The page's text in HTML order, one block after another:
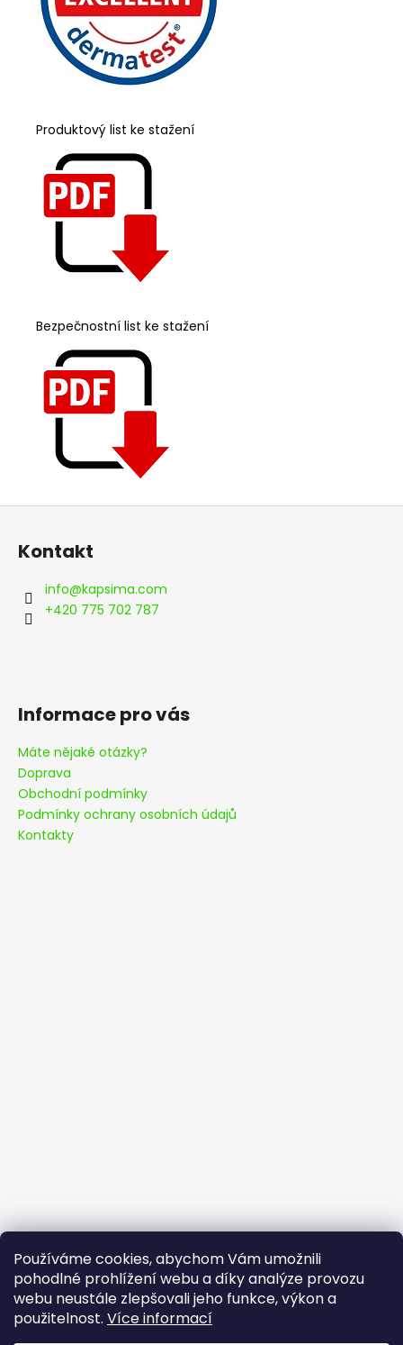
Používáme cookies, abychom Vám umožnili
pohodlné prohlížení webu a díky analýze provozu
webu neustále zlepšovali jeho funkce, výkon a
použitelnost. Více informací
Produktový list ke stažení
Bezpečnostní list ke stažení
Z
Kontakt
info@kapsima.com
+420 775 702 787
Informace pro vás
Máte nějaké otázky?
Doprava
Obchodní podmínky
Podmínky ochrany osobních údajů
Kontakty